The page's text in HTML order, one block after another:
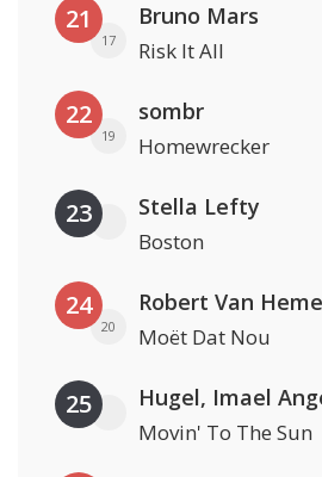
21
17
Bruno Mars
Risk It All
22
19
sombr
Homewrecker
23 Stella Lefty
Boston
24
20
Robert Van
Moët Dat Nou
25 Hugel, Imael
Movin' To The Sun